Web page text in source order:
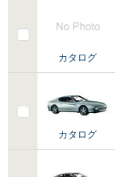
カタログ
カタログ